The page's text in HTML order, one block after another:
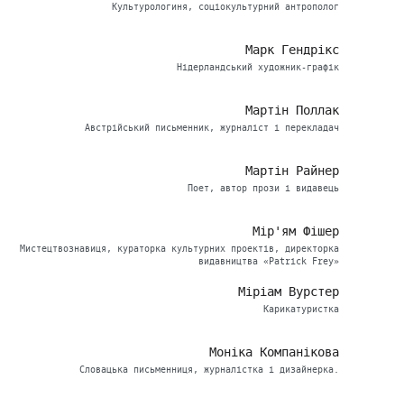
Культурологиня, соціокультурний антрополог
Марк Гендрікс
Нідерландський художник-графік
Мартін Поллак
Австрійський письменник, журналіст і перекладач
Мартін Райнер
Поет, автор прози і видавець
Мір'ям Фішер
Мистецтвознавиця, кураторка культурних проектів, директорка
видавництва «Patrick Frey»
Міріам Вурстер
Карикатуристка
Моніка Компанікова
Словацька письменниця, журналістка і дизайнерка.